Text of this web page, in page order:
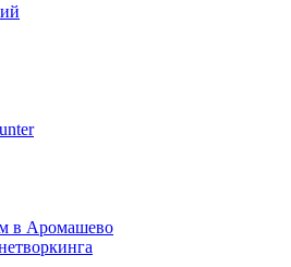
в Аромашево